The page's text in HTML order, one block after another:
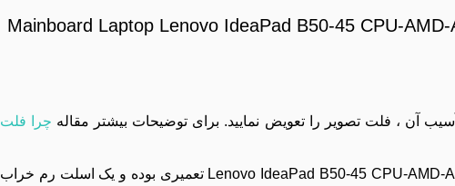
Mainboard Laptop Lenovo IdeaPad B50-45 CPU-
آن ، فلت تصویر را تعویض نمایید. برای توضیحات بیشتر مقاله چرا فلت
: مادربرد Lenovo IdeaPad B50-45 CPU-AMD-A10_ACLU7-ACLU8_NM-A291_VGA-2GB_Repair PM تعمیری بوده و یک اسلت رم خراب